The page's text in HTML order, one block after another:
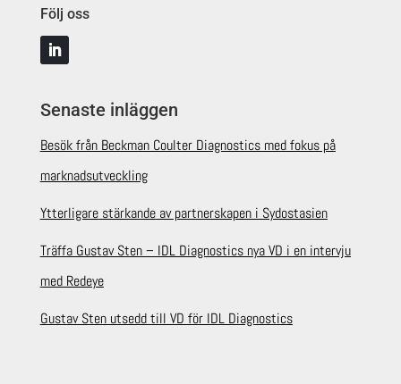
Följ oss
Senaste inläggen
Besök från Beckman Coulter Diagnostics med fokus på
marknadsutveckling
Ytterligare stärkande av partnerskapen i Sydostasien
Träffa Gustav Sten – IDL Diagnostics nya VD i en intervju
med Redeye
Gustav Sten utsedd till VD för IDL Diagnostics